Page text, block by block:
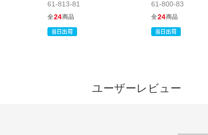
61-813-81
全24商品
61-800-83
全24商品
ユーザーレビュー